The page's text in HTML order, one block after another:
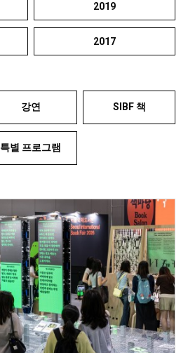
2019
2017
강연 SIBF 책
특별 프로그램